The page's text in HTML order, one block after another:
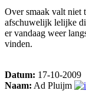
Over smaak valt niet
afschuwelijk lelijke
er vandaag weer
vinden.
Datum: 17-10-2009
Naam: Ad Pluijm